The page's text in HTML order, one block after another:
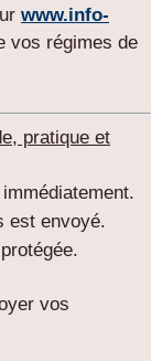
www.info-
vos régimes de
pratique et
est envoyé.
vos